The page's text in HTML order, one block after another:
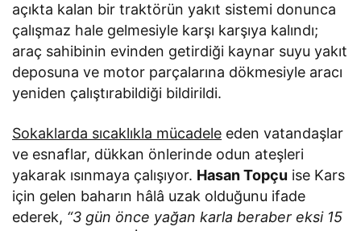
açıkta kalan bir traktörün yakıt sistemi donunca
çalışmaz hale gelmesiyle karşı karşıya kalındı;
araç sahibinin evinden getirdiği kaynar suyu yakıt
deposuna ve motor parçalarına dökmesiyle aracı
yeniden çalıştırabildiği bildirildi.
Sokaklarda sıcaklıkla mücadele eden vatandaşlar
ve esnaflar, dükkan önlerinde odun ateşleri
yakarak ısınmaya çalışıyor. Hasan Topçu ise Kars
için gelen baharın hâlâ uzak olduğunu ifade
ederek, “3 gün önce yağan karla beraber eksi 15